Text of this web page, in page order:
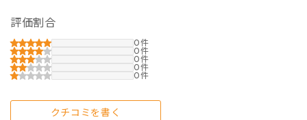
評価割合
0
0
0
0
0
クチコミを書く